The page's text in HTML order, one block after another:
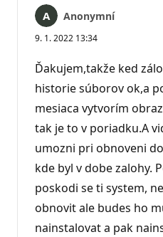
Anonymní
9. 1. 2022 13:34
Ďakujem,takže ked
historie súborov ok,a
mesiaca vytvorím
tak je to v poriadku.A
umozni pri obnoveni
kde byl v dobe zalohy.
poskodi se ti system,
obnovit ale budes ho
nainstalovat a pak